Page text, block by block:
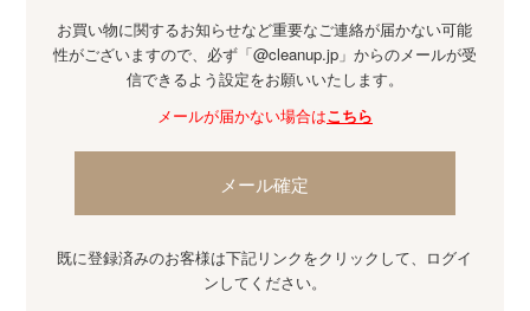
お買い物に関するお知らせなど重要なご連絡が届かない可能
性がございますので、必ず「@cleanup.jp」からのメールが受
信できるよう設定をお願いいたします。
メールが届かない場合はこちら
メール確定
既に登録済みのお客様は下記リンクをクリックして、ログイ
ンしてください。